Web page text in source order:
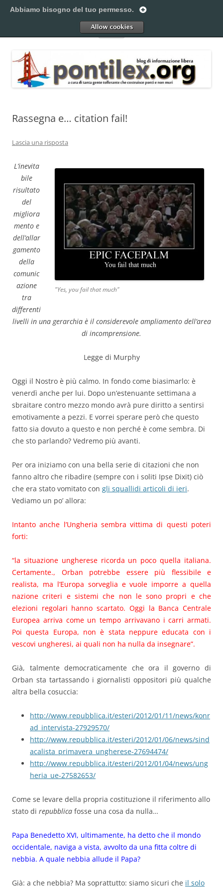
al
Pontilex
Menu
Rassegna e… citation fail!
Lascia una risposta
"Yes, you fail that much"
L’inevita
bile
risultato
del
migliora
mento e
dell’allar
gamento
della
comunic
azione
tra
differenti
livelli in una gerarchia è il considerevole ampliamento dell’area
di incomprensione.
Legge di Murphy
Oggi il Nostro è più calmo. In fondo come biasimarlo: è
venerdì anche per lui. Dopo un’estenuante settimana a
sbraitare contro mezzo mondo avrà pure diritto a sentirsi
emotivamente a pezzi. E vorrei sperare però che questo
fatto sia dovuto a questo e non perché è come sembra. Di
che sto parlando? Vedremo più avanti.
Per ora iniziamo con una bella serie di citazioni che non
fanno altro che ribadire (sempre con i soliti Ipse Dixit) ciò
che era stato vomitato con gli squallidi articoli di ieri.
Vediamo un po’ allora:
Intanto anche l’Ungheria sembra vittima di questi poteri
forti:
“la situazione ungherese ricorda un poco quella italiana.
Certamente., Orban potrebbe essere più flessibile e
realista, ma l’Europa sorveglia e vuole imporre a quella
nazione criteri e sistemi che non le sono propri e che
elezioni regolari hanno scartato. Oggi la Banca Centrale
Europea arriva come un tempo arrivavano i carri armati.
Poi questa Europa, non è stata neppure educata con i
vescovi ungheresi, ai quali non ha nulla da insegnare”.
Già, talmente democraticamente che ora il governo di
Orban sta tartassando i giornalisti oppositori più qualche
altra bella cosuccia:
http://www.repubblica.it/esteri/2012/01/11/news/konr
ad_intervista-27929570/
http://www.repubblica.it/esteri/2012/01/06/news/sind
acalista_primavera_ungherese-27694474/
http://www.repubblica.it/esteri/2012/01/04/news/ung
heria_ue-27582653/
Come se levare della propria costituzione il riferimento allo
stato di repubblica fosse una cosa da nulla…
Papa Benedetto XVI, ultimamente, ha detto che il mondo
occidentale, naviga a vista, avvolto da una fitta coltre di
nebbia. A quale nebbia allude il Papa?
Già: a che nebbia? Ma soprattutto: siamo sicuri che il solo
Abbiamo bisogno del tuo permesso.